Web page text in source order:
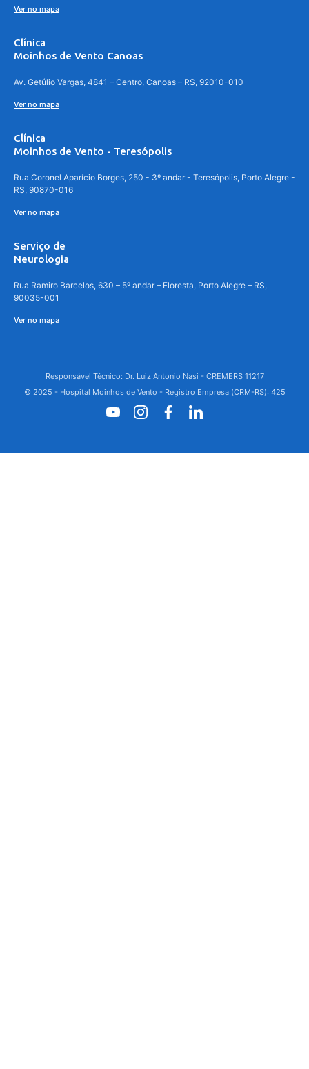
Ver no mapa
Clínica
Moinhos de Vento Canoas
Av. Getúlio Vargas, 4841 – Centro, Canoas – RS, 92010-010
Ver no mapa
Clínica
Moinhos de Vento - Teresópolis
Rua Coronel Aparício Borges, 250 - 3º andar - Teresópolis, Porto Alegre -
RS, 90870-016
Ver no mapa
Serviço de
Neurologia
Rua Ramiro Barcelos, 630 – 5º andar – Floresta, Porto Alegre – RS,
90035-001
Ver no mapa
Responsável Técnico: Dr. Luiz Antonio Nasi - CREMERS 11217
© 2025 - Hospital Moinhos de Vento - Registro Empresa (CRM-RS): 425